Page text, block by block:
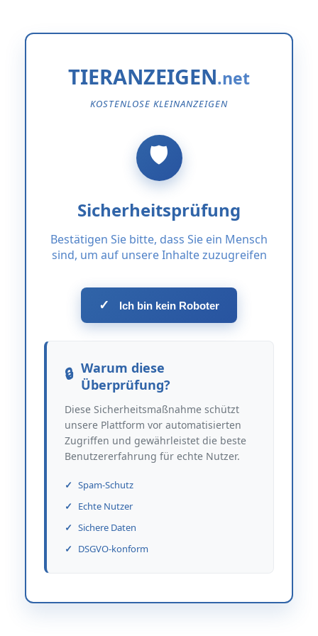
TIERANZEIGEN
KOSTENLOSE KLEINANZEIGEN
Sicherheitsprüfung
Bestätigen Sie bitte, dass Sie ein Mensch
sind, um auf unsere Inhalte zuzugreifen
✓ Ich bin kein Roboter
Warum diese
Überprüfung?
Diese Sicherheitsmaßnahme schützt
unsere Plattform vor automatisierten
Zugriffen und gewährleistet die beste
Benutzererfahrung für echte Nutzer.
Spam-Schutz
Echte Nutzer
Sichere Daten
DSGVO-konform